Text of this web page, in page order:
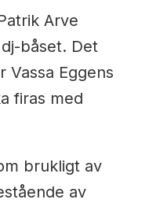
Arve
båset. Det
Vassa Eggens
firas med
brukligt av
av